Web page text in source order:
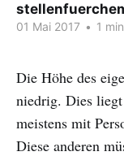
01 Mai 2017 • 1
Die Höhe des
niedrig. Dies
meistens mit
Diese anderen